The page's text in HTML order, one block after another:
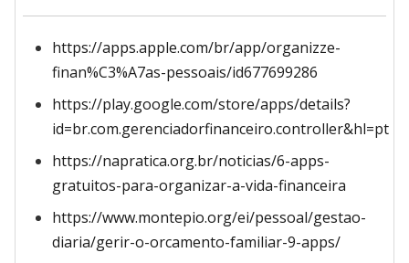
https://apps.apple.com/br/app/organizze-
finan%C3%A7as-pessoais/id677699286
https://play.google.com/store/apps/details?
id=br.com.gerenciadorfinanceiro.controller&hl=pt
https://napratica.org.br/noticias/6-apps-
gratuitos-para-organizar-a-vida-financeira
https://www.montepio.org/ei/pessoal/gestao-
diaria/gerir-o-orcamento-familiar-9-apps/